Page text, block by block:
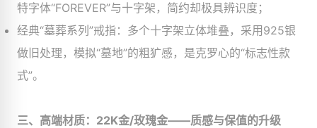
特字体“FOREVER”与十字架，简约却极具辨识度；
经典“墓葬系列”戒指：多个十字架立体堆叠，采用925银
做旧处理，模拟“墓地”的粗犷感，是克罗心的“标志性款
式”。
三、高端材质：22K金/玫瑰金——质感与保值的升级